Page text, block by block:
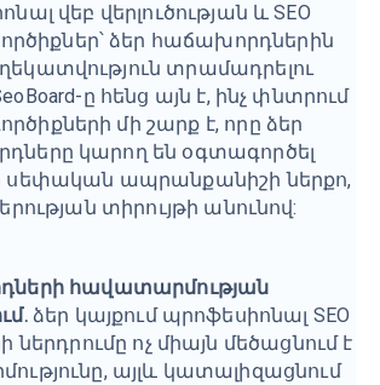
վեբ վերլուծության և SEO
ձեր հաճախորդներին
տրամադրելու
ը հենց այն է, ինչ փնտրում
մի շարք է, որը ձեր
կարող են օգտագործել
սեփական ապրանքանիշի ներքո,
տիրույթի անունով:
հավատարմության
ձեր կայքում պրոֆեսիոնալ SEO
ներդրումը ոչ միայն մեծացնում է
այլև կատալիզացնում